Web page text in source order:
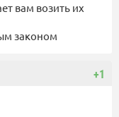
вам возить их
законом
+1